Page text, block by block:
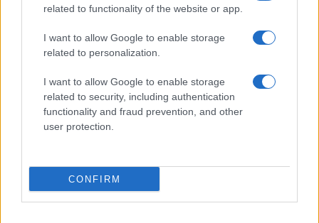
related to functionality of the website or app.
I want to allow Google to enable storage
related to personalization.
I want to allow Google to enable storage
related to security, including authentication
functionality and fraud prevention, and other
user protection.
CONFIRM
EquityPay
(EQPAY)
$0.056
Bitcoin $64,940.00
Ethereum $1,917.48